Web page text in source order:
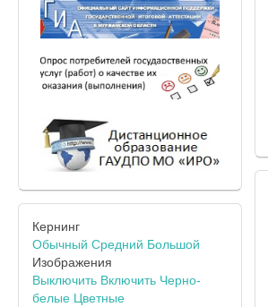
Кернинг
Обычный Средний Большой
Изображения
Выключить Включить Черно-
белые Цветные